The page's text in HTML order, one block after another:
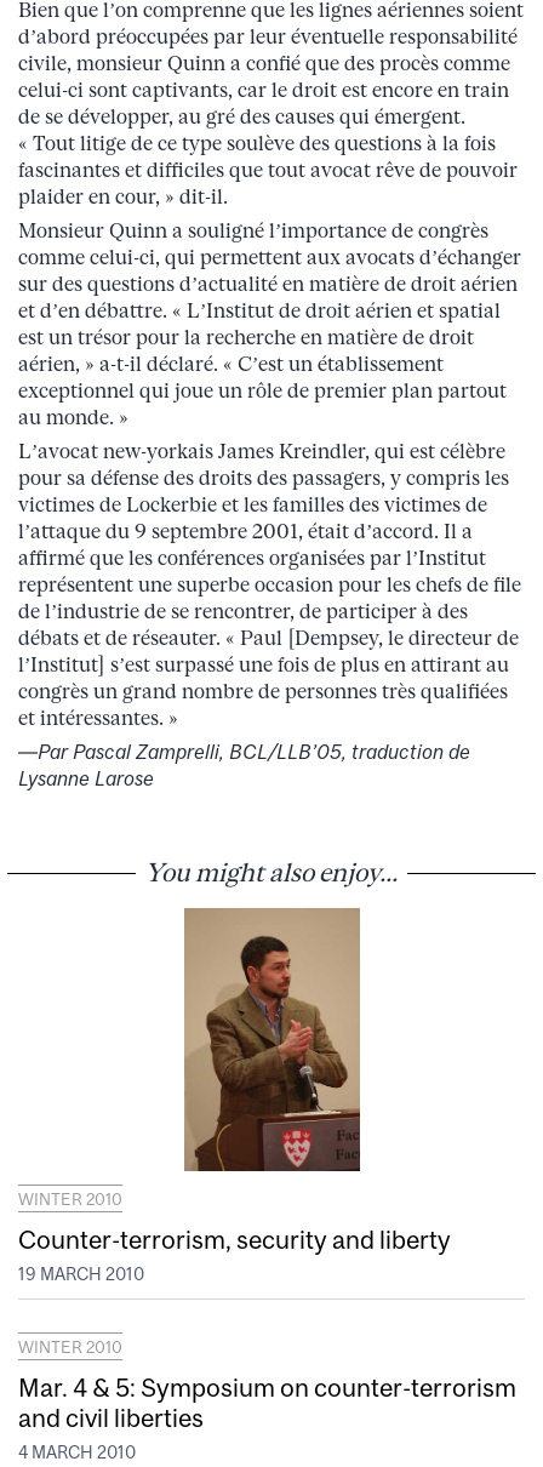
Bien que l’on comprenne que les lignes aériennes soient
d’abord préoccupées par leur éventuelle responsabilité
civile, monsieur Quinn a confié que des procès comme
celui-ci sont captivants, car le droit est encore en train
de se développer, au gré des causes qui émergent.
« Tout litige de ce type soulève des questions à la fois
fascinantes et difficiles que tout avocat rêve de pouvoir
plaider en cour, » dit-il.
Monsieur Quinn a souligné l’importance de congrès
comme celui-ci, qui permettent aux avocats d’échanger
sur des questions d’actualité en matière de droit aérien
et d’en débattre. « L’Institut de droit aérien et spatial
est un trésor pour la recherche en matière de droit
aérien, » a-t-il déclaré. « C’est un établissement
exceptionnel qui joue un rôle de premier plan partout
au monde. »
L’avocat new-yorkais James Kreindler, qui est célèbre
pour sa défense des droits des passagers, y compris les
victimes de Lockerbie et les familles des victimes de
l’attaque du 9 septembre 2001, était d’accord. Il a
affirmé que les conférences organisées par l’Institut
représentent une superbe occasion pour les chefs de file
de l’industrie de se rencontrer, de participer à des
débats et de réseauter. « Paul [Dempsey, le directeur de
l’Institut] s’est surpassé une fois de plus en attirant au
congrès un grand nombre de personnes très qualifiées
et intéressantes. »
―Par Pascal Zamprelli, BCL/LLB’05, traduction de
Lysanne Larose
You might also enjoy...
WINTER 2010
Counter-terrorism, security and liberty
19 MARCH 2010
WINTER 2010
Mar. 4 & 5: Symposium on counter-terrorism
and civil liberties
4 MARCH 2010